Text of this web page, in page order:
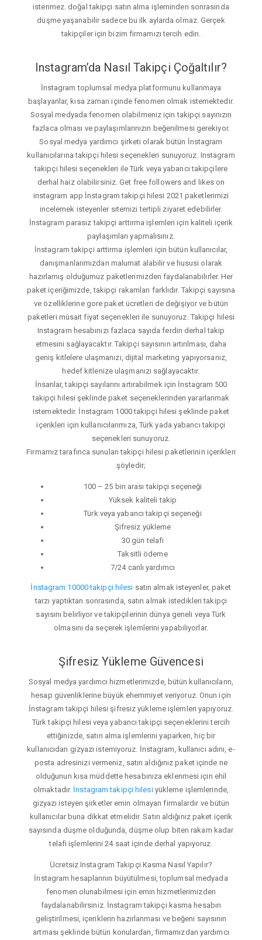
istenmez. doğal takipçi satın alma işleminden sonrasında
düşme yaşanabilir sadece bu ilk aylarda olmaz. Gerçek
takipçiler için bizim firmamızı tercih edin.
Instagram’da Nasıl Takipçi Çoğaltılır?
İnstagram toplumsal medya platformunu kullanmaya
başlayanlar, kısa zaman içinde fenomen olmak istemektedir.
Sosyal medyada fenomen olabilmeniz için takipçi sayınızın
fazlaca olması ve paylaşımlarınızın beğenilmesi gerekiyor.
Sosyal medya yardımcı şirketi olarak bütün İnstagram
kullanıcılarına takipçi hilesi seçenekleri sunuyoruz. Instagram
takipçi hilesi seçenekleri ile Türk veya yabancı takipçilere
derhal haiz olabilirsiniz. Get free followers and likes on
instagram app İnstagram takipçi hilesi 2021 paketlerimizi
incelemek isteyenler sitemizi tertipli ziyaret edebilirler.
İnstagram parasız takipçi arttırma işlemleri için kaliteli içerik
paylaşımları yapmalısınız.
İnstagram takipçi arttirma işlemleri için bütün kullanıcılar,
danışmanlarımızdan malumat alabilir ve hususi olarak
hazırlamış olduğumuz paketlerimizden faydalanabilirler. Her
paket içeriğimizde, takipçi rakamları farklıdır. Takipçi sayısına
ve özelliklerine gore paket ücretleri de değişiyor ve bütün
paketleri müsait fiyat seçenekleri ile sunuyoruz. Takipçi hilesi
Instagram hesabınızı fazlaca sayıda ferdin derhal takip
etmesini sağlayacaktır. Takipçi sayısının artırılması, daha
geniş kitlelere ulaşmanızı, dijital marketing yapıyorsanız,
hedef kitlenize ulaşmanızı sağlayacaktır.
İnsanlar, takipçi sayılarını artırabilmek için İnstagram 500
takipçi hilesi şeklinde paket seçeneklerinden yararlanmak
istemektedir. İnstagram 1000 takipçi hilesi şeklinde paket
içerikleri için kullanıcılarımıza, Türk yada yabancı takipçi
seçenekleri sunuyoruz.
Firmamız tarafınca sunulan takipçi hilesi paketlerinin içerikleri
şöyledir;
100 – 25 bin arası takipçi seçeneği
Yüksek kaliteli takip
Türk veya yabancı takipçi seçeneği
Şifresiz yükleme
30 gün telafi
Taksitli ödeme
7/24 canlı yardımcı
İnstagram 10000 takipçi hilesi satın almak isteyenler, paket
tarzı yaptıktan sonrasında, satın almak istedikleri takipçi
sayısını belirliyor ve takipçilerinin dünya geneli veya Türk
olmasını da seçerek işlemlerini yapabiliyorlar.
Şifresiz Yükleme Güvencesi
Sosyal medya yardımcı hizmetlerimizde, bütün kullanıcıların,
hesap güvenliklerine büyük ehemmiyet veriyoruz. Onun için
İnstagram takipçi hilesi şifresiz yükleme işlemleri yapıyoruz.
Türk takipçi hilesi veya yabancı takipçi seçeneklerini tercih
ettiğinizde, satın alma işlemlerini yaparken, hiç bir
kullanıcıdan gizyazı istemiyoruz. İnstagram, kullanıcı adını, e-
posta adresinizi vermeniz, satın aldığınız paket içinde ne
olduğunun kısa müddette hesabınıza eklenmesi için ehil
olmaktadır. İnstagram takipçi hilesiyükleme işlemlerinde,
gizyazı isteyen şirketler emin olmayan firmalardır ve bütün
kullanıcılar buna dikkat etmelidir. Satın aldığınız paket içerik
sayısında düşme olduğunda, düşme olup biten rakam kadar
telafi işlemlerini 24 saat içinde derhal yapıyoruz.
Ücretsiz Instagram Takipçi Kasma Nasıl Yapılır?
İnstagram hesaplarının büyütülmesi, toplumsal medyada
fenomen olunabilmesi için emin hizmetlerimizden
faydalanabilirsiniz. İnstagram takipçi kasma hesabın
geliştirilmesi, içeriklerin hazırlanması ve beğeni sayısının
artması şeklinde bütün konulardan, firmamızdan yardımcı